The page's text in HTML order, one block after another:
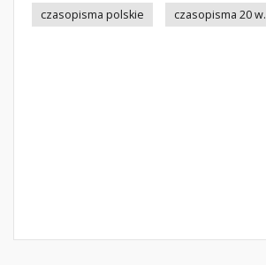
czasopisma polskie
czasopisma 20 w.